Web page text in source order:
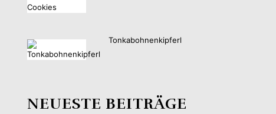
Tonkabohnenkipferl
NEUESTE BEITRÄGE